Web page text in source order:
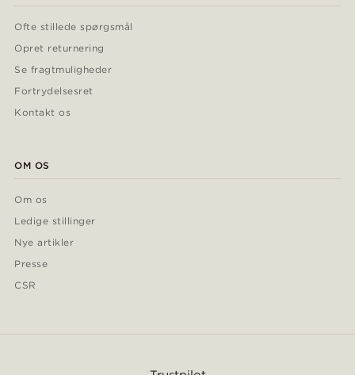
Ofte stillede spørgsmål
Opret returnering
Se fragtmuligheder
Fortrydelsesret
Kontakt os
OM OS
Om os
Ledige stillinger
Nye artikler
Presse
CSR